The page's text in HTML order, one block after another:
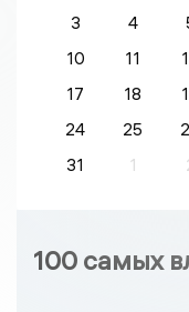
3
4
10
11
17
18
24
25
31
1
100 самых